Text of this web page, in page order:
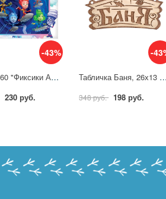
-43%
Пазлы 360 "Фиксики Аэроплан" Степ пазл (Step) 96106
230 руб.
-
Табличка Баня, 26х13 см, береза, Банные штучки 32321
348 руб. 198 руб.